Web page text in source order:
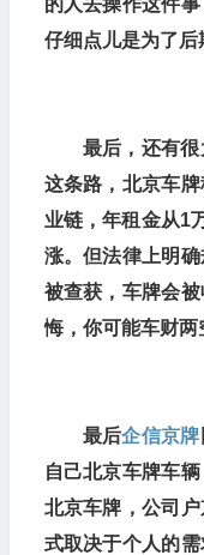
的人去操作这件
仔细点儿是为了后
最后，还有
这条路，北京车
业链，年租金从1
涨。但法律上明
被查获，车牌会
悔，你可能车财两
最后企信京牌
自己北京车牌车
北京车牌，公司
式取决于个人的